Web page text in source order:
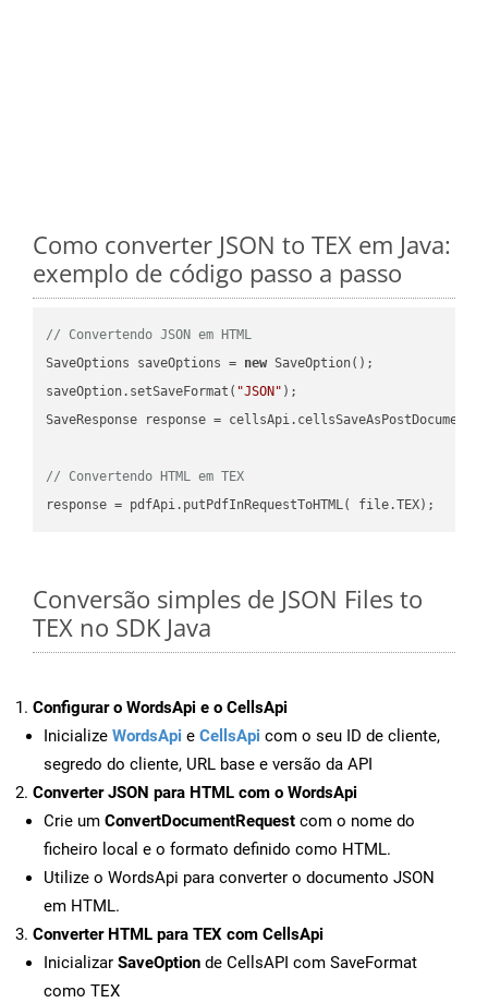
Como converter JSON to TEX em Java:
exemplo de código passo a passo
// Convertendo JSON em HTML
SaveOptions saveOptions = new SaveOption();
saveOption.setSaveFormat( "JSON" );
SaveResponse response =
// Convertendo HTML em TEX
Conversão simples de JSON Files to
TEX no SDK Java
Configurar o WordsApi e o CellsApi
Inicialize WordsApi e CellsApi com o seu ID de cliente,
segredo do cliente, URL base e versão da API
Converter JSON para HTML com o WordsApi
Crie um ConvertDocumentRequest com o nome do
ficheiro local e o formato definido como HTML.
Utilize o WordsApi para converter o documento JSON
em HTML.
Converter HTML para TEX com CellsApi
Inicializar SaveOption de CellsAPI com SaveFormat
como TEX